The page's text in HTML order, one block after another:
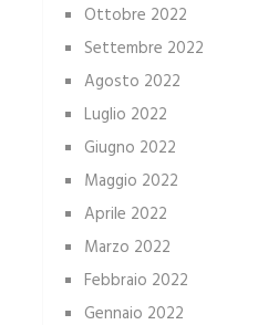
Ottobre 2022
Settembre 2022
Agosto 2022
Luglio 2022
Giugno 2022
Maggio 2022
Aprile 2022
Marzo 2022
Febbraio 2022
Gennaio 2022